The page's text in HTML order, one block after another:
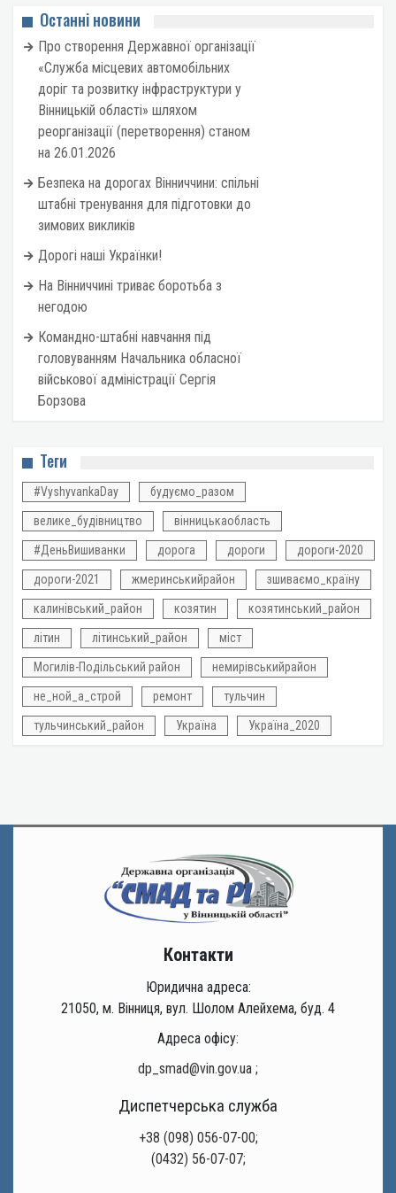
Останні новини
Про створення Державної організації
«Служба місцевих автомобільних
доріг та розвитку інфраструктури у
Вінницькій області» шляхом
реорганізації (перетворення) станом
на 26.01.2026
Безпека на дорогах Вінниччини: спільні
штабні тренування для підготовки до
зимових викликів
Дорогі наші Українки!
На Вінниччині триває боротьба з
негодою
Командно-штабні навчання під
головуванням Начальника обласної
військової адміністрації Сергія
Борзова
Теги
#VyshyvankaDay будуємо_разом
велике_будівництво вінницькаобласть
#ДеньВишиванки дорога дороги дороги-2020
дороги-2021 жмеринськийрайон зшиваємо_країну
калинівський_район козятин козятинський_район
літин літинський_район міст
Могилів-Подільський район немирівськийрайон
не_ной_а_строй ремонт тульчин
тульчинський_район Україна Україна_2020
Контакти
Юридична адреса:
21050, м. Вінниця, вул. Шолом Алейхема, буд. 4
Адреса офісу:
dp_smad@vin.gov.ua ;
Диспетчерська служба
+38 (098) 056-07-00;
(0432) 56-07-07;